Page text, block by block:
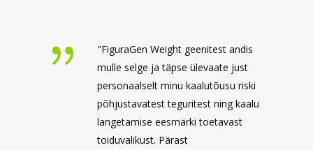
"FiguraGen Weight geenitest andis
mulle selge ja täpse ülevaate just
personaalselt minu kaalutõusu riski
põhjustavatest teguritest ning kaalu
langetamise eesmärki toetavast
toiduvalikust. Pärast